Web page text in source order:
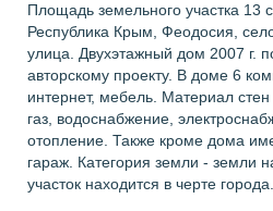
Площадь земельного участка 13
Республика Крым, Феодосия,
улица. Двухэтажный дом 2007 г.
авторскому проекту. В доме 6
интернет, мебель. Материал
газ, водоснабжение,
отопление. Также кроме дома
гараж. Категория земли - земли
участок находится в черте